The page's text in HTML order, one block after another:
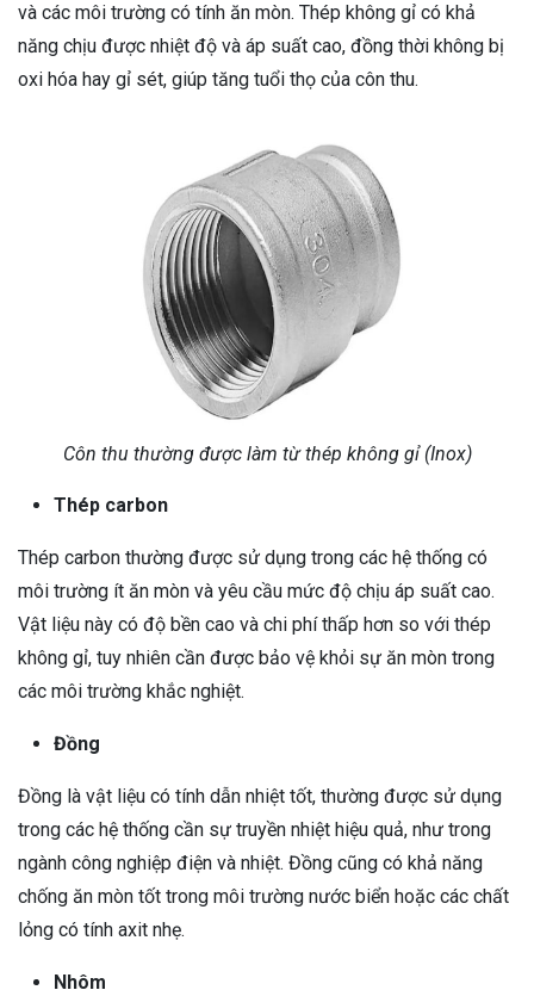
và các môi trường có tính ăn mòn. Thép không gỉ có khả
năng chịu được nhiệt độ và áp suất cao, đồng thời không bị
oxi hóa hay gỉ sét, giúp tăng tuổi thọ của côn thu.
Côn thu thường được làm từ thép không gỉ (Inox)
Thép carbon
Thép carbon thường được sử dụng trong các hệ thống có
môi trường ít ăn mòn và yêu cầu mức độ chịu áp suất cao.
Vật liệu này có độ bền cao và chi phí thấp hơn so với thép
không gỉ, tuy nhiên cần được bảo vệ khỏi sự ăn mòn trong
các môi trường khắc nghiệt.
Đồng
Đồng là vật liệu có tính dẫn nhiệt tốt, thường được sử dụng
trong các hệ thống cần sự truyền nhiệt hiệu quả, như trong
ngành công nghiệp điện và nhiệt. Đồng cũng có khả năng
chống ăn mòn tốt trong môi trường nước biển hoặc các chất
lỏng có tính axit nhẹ.
Nhôm